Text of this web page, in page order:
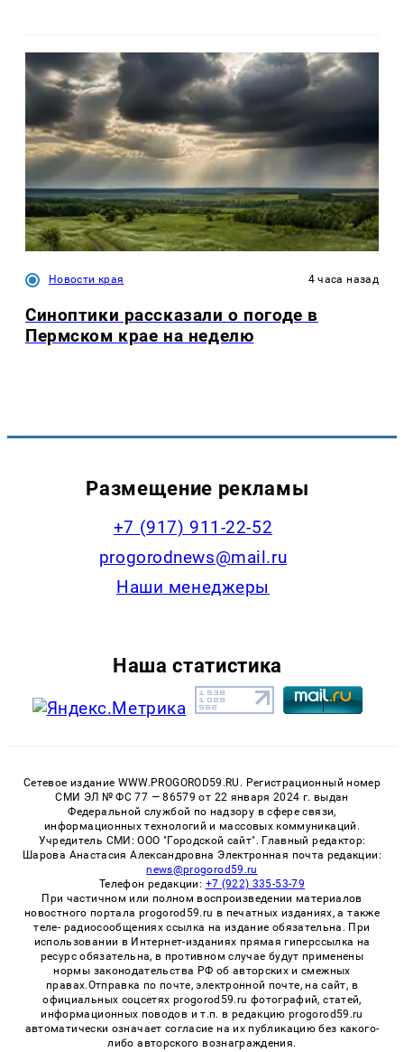
Новости края 4 часа назад
Синоптики рассказали о погоде в
Пермском крае на неделю
Размещение рекламы
+7 (917) 911-22-52
progorodnews@mail.ru
Наши менеджеры
Наша статистика
Сетевое издание WWW.PROGOROD59.RU. Регистрационный номер
СМИ ЭЛ № ФС 77 — 86579 от 22 января 2024 г. выдан
Федеральной службой по надзору в сфере связи,
информационных технологий и массовых коммуникаций.
Учредитель СМИ: ООО "Городской сайт". Главный редактор:
Шарова Анастасия Александровна Электронная почта редакции:
news@progorod59.ru
Телефон редакции: +7 (922) 335-53-79
При частичном или полном воспроизведении материалов
новостного портала progorod59.ru в печатных изданиях, а также
теле- радиосообщениях ссылка на издание обязательна. При
использовании в Интернет-изданиях прямая гиперссылка на
ресурс обязательна, в противном случае будут применены
нормы законодательства РФ об авторских и смежных
правах.Отправка по почте, электронной почте, на сайт, в
официальных соцсетях progorod59.ru фотографий, статей,
информационных поводов и т.п. в редакцию progorod59.ru
автоматически означает согласие на их публикацию без какого-
либо авторского вознаграждения.